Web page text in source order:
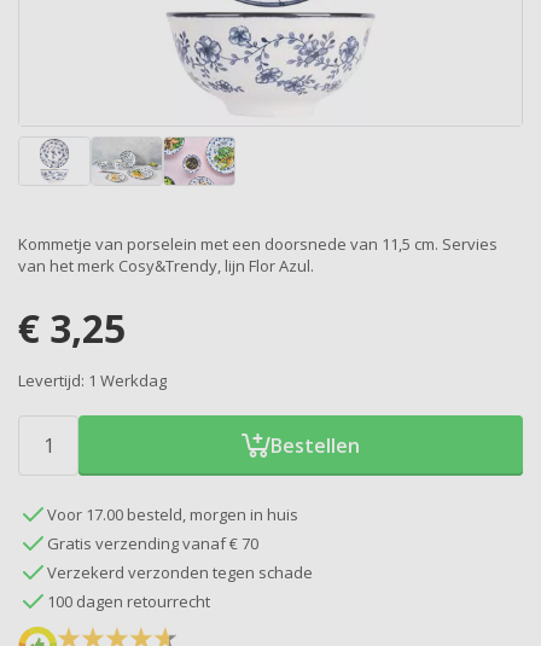
Kommetje van porselein met een doorsnede van 11,5 cm. Servies
van het merk Cosy&Trendy, lijn Flor Azul.
€ 3,25
Levertijd: 1 Werkdag
Bestellen
Voor 17.00 besteld, morgen in huis
Gratis verzending vanaf € 70
Verzekerd verzonden tegen schade
100 dagen retourrecht